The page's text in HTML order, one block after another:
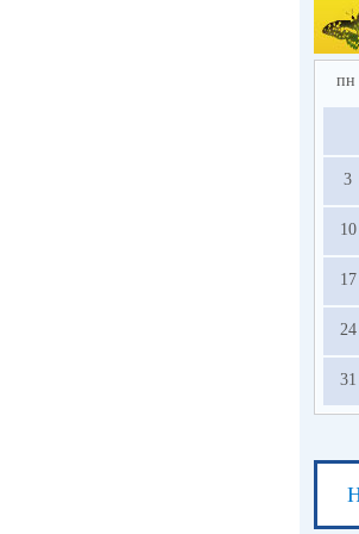
в
пн
3
10
17
24
31